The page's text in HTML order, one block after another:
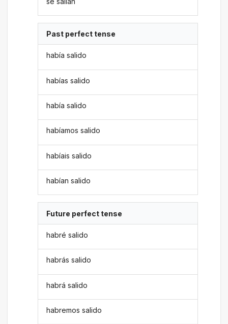
Past perfect tense
había salido
habías salido
había salido
habíamos salido
habíais salido
habían salido
Future perfect tense
habré salido
habrás salido
habrá salido
habremos salido